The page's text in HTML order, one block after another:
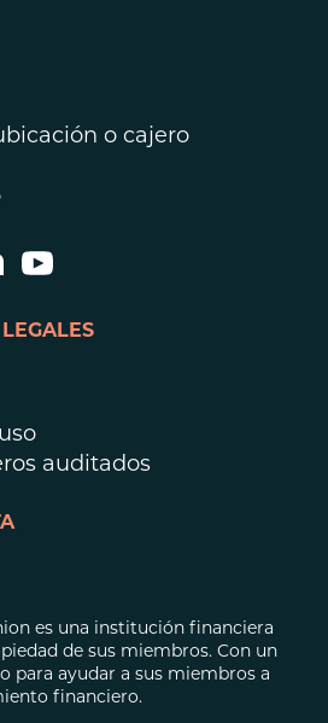
o cajero
auditados
es una institución financiera
de sus miembros. Con un
para ayudar a sus miembros a
financiero.